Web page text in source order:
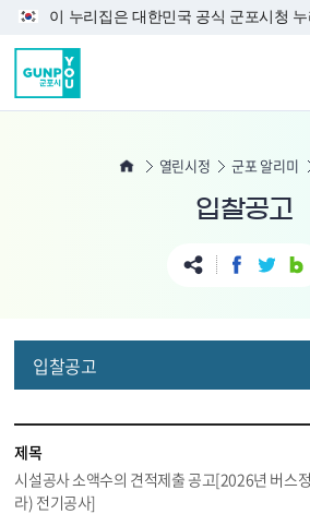
본문 바로가기
이 누리집은 대한민국 공식 군포시청 누
열린시정 군포 알리미
입찰공고
입찰공고
제목
시설공사 소액수의 견적제출 공고[2026년 버스
라) 전기공사]